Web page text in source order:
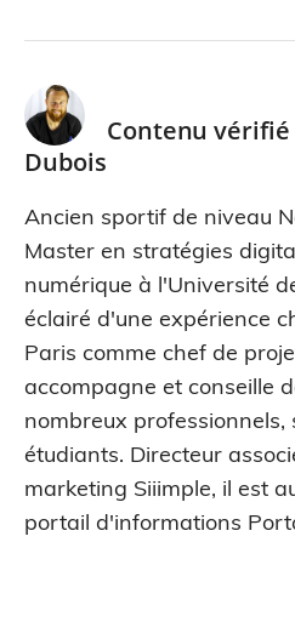
Contenu
Dubois
Ancien sportif de niveau
Master en stratégies
numérique à l'Université
éclairé d'une expérience
Paris comme chef de
accompagne et conseille
nombreux professionnels,
étudiants. Directeur
marketing Siiimple, il est
portail d'informations